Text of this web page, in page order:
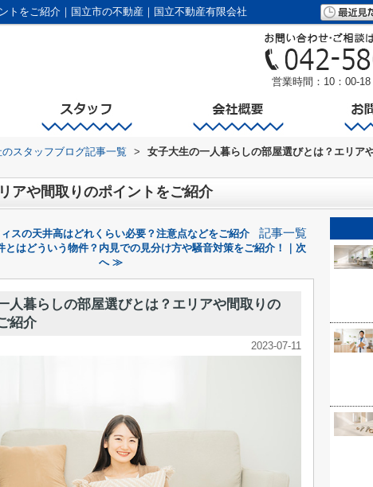
トをご紹介｜国立市の不動産｜国立不動産有限会社
営業時間：10：00-18
スタッフブログ記事一覧 >
女子大生の一人暮らしの部屋選びとは？エリア
アや間取りのポイントをご紹介
スの天井高はどれくらい必要？注意点などをご紹介 記事一覧
とはどういう物件？内見での見分け方や騒音対策をご紹介！｜次
へ ≫
人暮らしの部屋選びとは？エリアや間取りの
紹介
2023-07-11